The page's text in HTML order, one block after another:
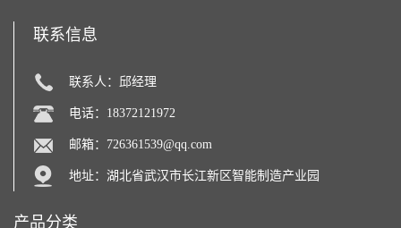
联系信息
联系人：邱经理
电话：18372121972
邮箱： 726361539@qq.com
地址：湖北省武汉市长江新区智能制造产业园
产品分类